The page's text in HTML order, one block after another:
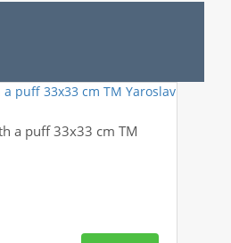
a puff 33x33 cm TM